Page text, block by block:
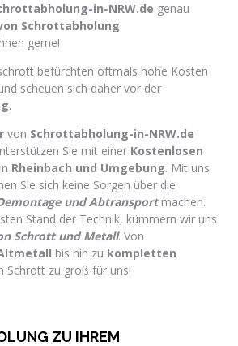
in-NRW.de genau
Schrottabholung
gerne!
befürchten oftmals hohe Kosten
scheuen sich daher vor der
.
von Schrottabholung-in-NRW.de
Sie mit einer Kostenlosen
Rheinbach und Umgebung. Mit uns
Sie sich keine Sorgen über die
und Abtransportmachen.
Stand der Technik, kümmern wir uns
Schrott und Metall. Von
bis hin zu kompletten
Schrott zu groß für uns!
ZU IHREM